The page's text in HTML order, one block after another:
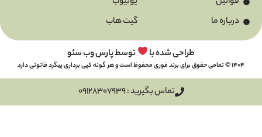
توسط پارس وب سئو
تماس بگیرید : 09128307939